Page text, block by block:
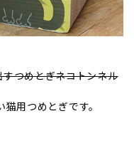
つめとぎネコトンネル
用つめとぎです。